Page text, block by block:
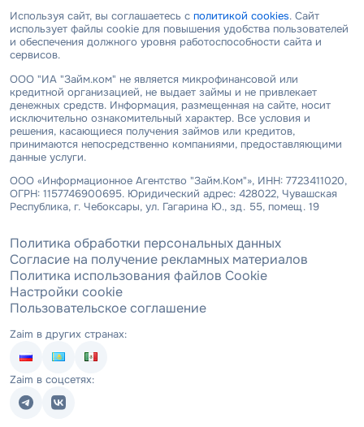
Используя сайт, вы соглашаетесь с политикой cookies. Сайт
использует файлы cookie для повышения удобства пользователей
и обеспечения должного уровня работоспособности сайта и
сервисов.
ООО "ИА "Займ.ком" не является микрофинансовой или
кредитной организацией, не выдает займы и не привлекает
денежных средств. Информация, размещенная на сайте, носит
исключительно ознакомительный характер. Все условия и
решения, касающиеся получения займов или кредитов,
принимаются непосредственно компаниями, предоставляющими
данные услуги.
ООО «Информационное Агентство "Займ.Ком"», ИНН: 7723411020,
ОГРН: 1157746900695. Юридический адрес: 428022, Чувашская
Республика, г. Чебоксары, ул. Гагарина Ю., зд. 55, помещ. 19
Политика обработки персональных данных
Согласие на получение рекламных материалов
Политика использования файлов Cookie
Настройки cookie
Пользовательское соглашение
Zaim в других странах:
Zaim в соцсетях: